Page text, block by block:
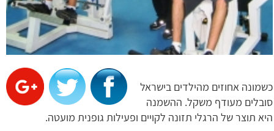
כשמונה אחוזים מהילדים בישראל
סובלים מעודף משקל. ההשמנה
היא תוצר של הרגלי תזונה לקויים ופעילות גופנית מועטה.